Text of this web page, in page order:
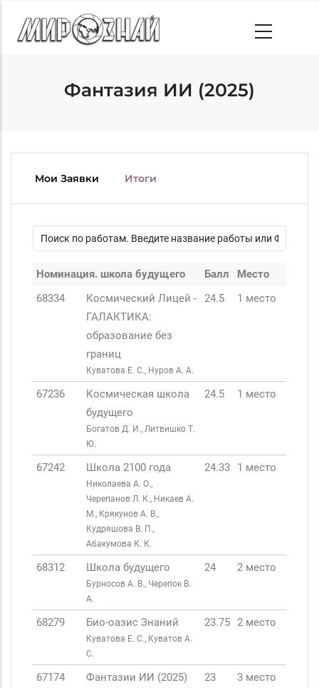
main
Фантазия ИИ (2025)
Мои Заявки Итоги
Номинация. школа будущего Балл
Место
68334
Космический Лицей -
ГАЛАКТИКА:
образование без
границ
Куватова Е. С., Нуров А. А.
24.5 1 место
67236
Космическая школа
будущего
Богатов Д. И., Литвишко Т.
Ю.
24.5 1 место
67242 Школа 2100 года
Николаева А. О.,
Черепанов Л. К., Никаев А.
М., Крякунов А. В.,
Кудряшова В. П.,
Абакумова К. К.
24.33 1 место
68312 Школа будущего
Бурносов А. В., Черепок В.
А.
24 2 место
68279 Био-оазис Знаний
Куватова Е. С., Куватов А.
С.
23.75 2 место
67174 Фантазии ИИ (2025) 23 3 место